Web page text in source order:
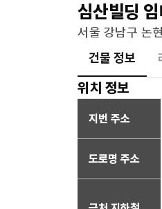
심산빌딩
서울 강남구 논
건물 정보
위치 정보
지번 주소
도로명 주소